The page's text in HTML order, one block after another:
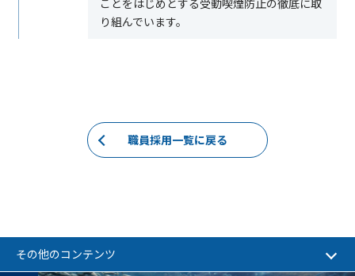
ことをはじめとする受動喫煙防止の徹底に取
り組んでいます。
職員採用一覧に戻る
その他のコンテンツ